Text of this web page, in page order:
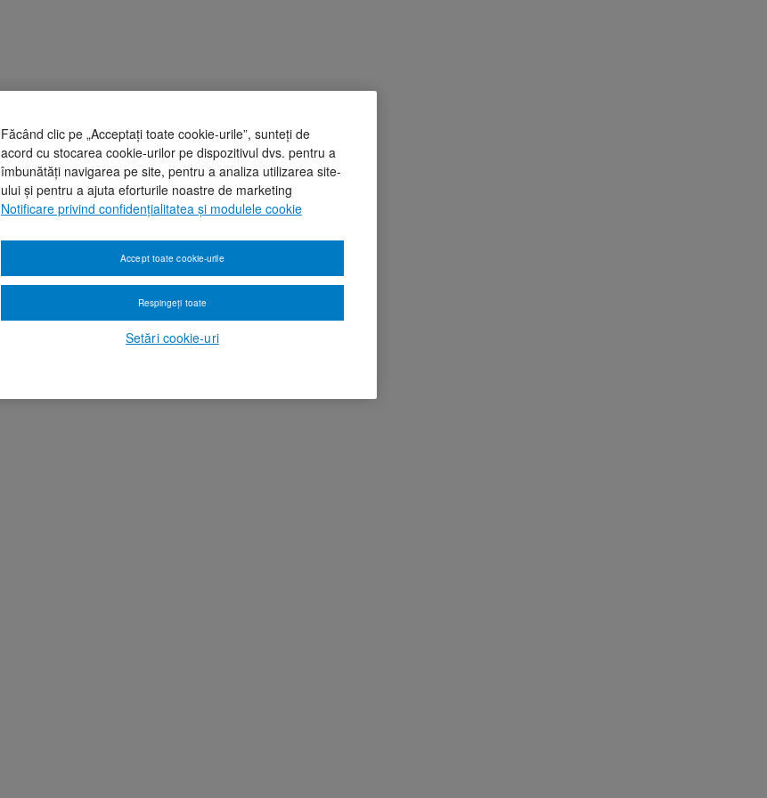
Făcând clic pe „Acceptați toate cookie-urile”, sunteți de
acord cu stocarea cookie-urilor pe dispozitivul dvs. pentru a
îmbunătăți navigarea pe site, pentru a analiza utilizarea site-
ului și pentru a ajuta eforturile noastre de marketing
Notificare privind confidențialitatea și modulele cookie
Setări cookie-uri
Respingeți toate
Accept toate cookie-urile